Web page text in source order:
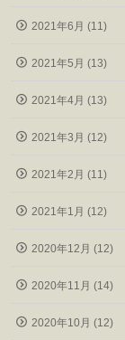
2021年6月 (11)
2021年5月 (13)
2021年4月 (13)
2021年3月 (12)
2021年2月 (11)
2021年1月 (12)
2020年12月 (12)
2020年11月 (14)
2020年10月 (12)